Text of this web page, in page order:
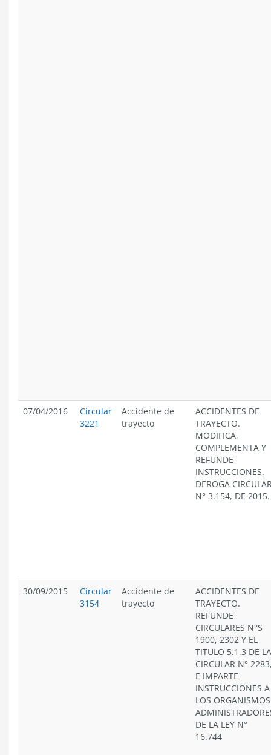
07/04/2016
Circular
3221
Accidente de
trayecto
ACCIDENTES DE
TRAYECTO.
MODIFICA,
COMPLEMENTA Y
REFUNDE
INSTRUCCIONES.
DEROGA
N° 3.154, DE 2015.
30/09/2015
Circular
3154
Accidente de
trayecto
ACCIDENTES DE
TRAYECTO.
REFUNDE
CIRCULARES N°S
1900, 2302 Y EL
TITULO 5.1.3 DE LA
CIRCULAR N°
E IMPARTE
INSTRUCCIONES A
LOS ORGANISMOS
DE LA LEY N°
16.744